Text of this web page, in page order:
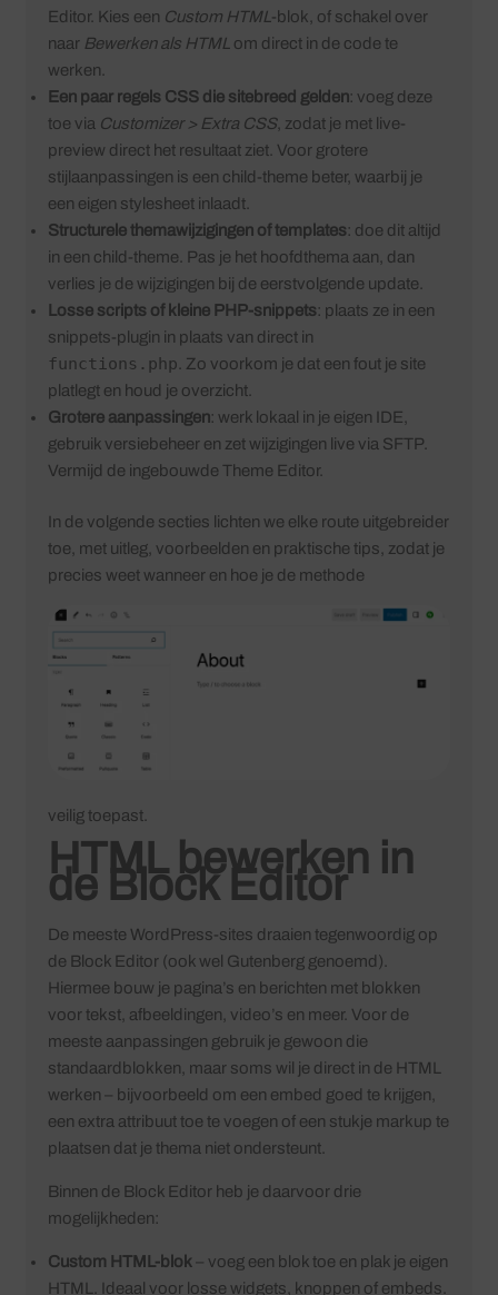
Editor. Kies een Custom HTML -blok, of schakel over
naar Bewerken als HTML om direct in de code te
werken.
Een paar regels CSS die sitebreed gelden: voeg deze
toe via Customizer > Extra CSS, zodat je met live-
preview direct het resultaat ziet. Voor grotere
stijlaanpassingen is een child-theme beter, waarbij je
een eigen stylesheet inlaadt.
Structurele themawijzigingen of templates: doe dit altijd
in een child-theme. Pas je het hoofdthema aan, dan
verlies je de wijzigingen bij de eerstvolgende update.
Losse scripts of kleine PHP-snippets: plaats ze in een
snippets-plugin in plaats van direct in
functions.php . Zo voorkom je dat een fout je site
platlegt en houd je overzicht.
Grotere aanpassingen: werk lokaal in je eigen IDE,
gebruik versiebeheer en zet wijzigingen live via SFTP.
Vermijd de ingebouwde Theme Editor.
In de volgende secties lichten we elke route uitgebreider
toe, met uitleg, voorbeelden en praktische tips, zodat je
precies weet wanneer en hoe je de methode
veilig toepast.
HTML bewerken in
de Block Editor
De meeste WordPress-sites draaien tegenwoordig op
de Block Editor (ook wel Gutenberg genoemd).
Hiermee bouw je pagina’s en berichten met blokken
voor tekst, afbeeldingen, video’s en meer. Voor de
meeste aanpassingen gebruik je gewoon die
standaardblokken, maar soms wil je direct in de HTML
werken – bijvoorbeeld om een embed goed te krijgen,
een extra attribuut toe te voegen of een stukje markup te
plaatsen dat je thema niet ondersteunt.
Binnen de Block Editor heb je daarvoor drie
mogelijkheden:
Custom HTML-blok – voeg een blok toe en plak je eigen
HTML. Ideaal voor losse widgets, knoppen of embeds.